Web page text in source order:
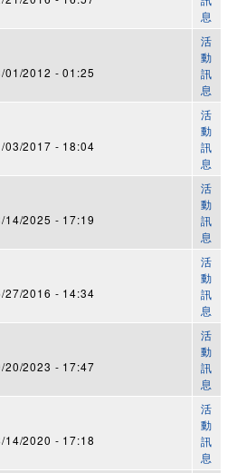
息
01/2012 - 01:25
活
動
訊
息
03/2017 - 18:04
活
動
訊
息
14/2025 - 17:19
活
動
訊
息
27/2016 - 14:34
活
動
訊
息
20/2023 - 17:47
活
動
訊
息
14/2020 - 17:18
活
動
訊
息